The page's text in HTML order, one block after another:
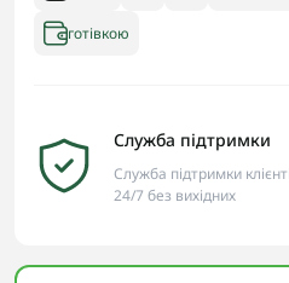
готівкою
Служба підтримки
Служба підтримки
24/7 без вихідних